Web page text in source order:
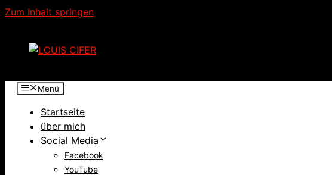
Zum Inhalt springen
Menü
Startseite
über mich
Social Media
Facebook
YouTube